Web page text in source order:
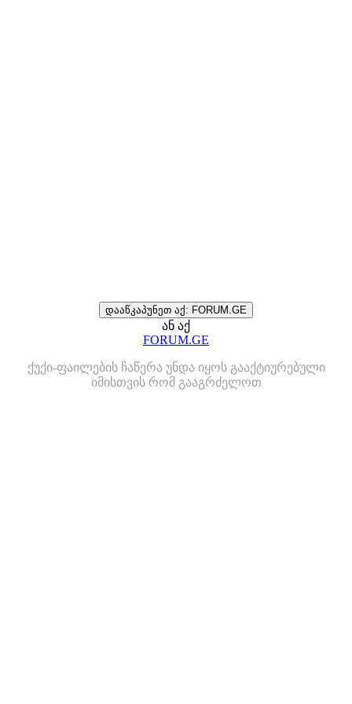
დააწკაპუნეთ აქ: FORUM.GE
ან აქ
FORUM.GE
ქუქი-ფაილების ჩაწერა უნდა იყოს გააქტიურებული
იმისთვის რომ გააგრძელოთ